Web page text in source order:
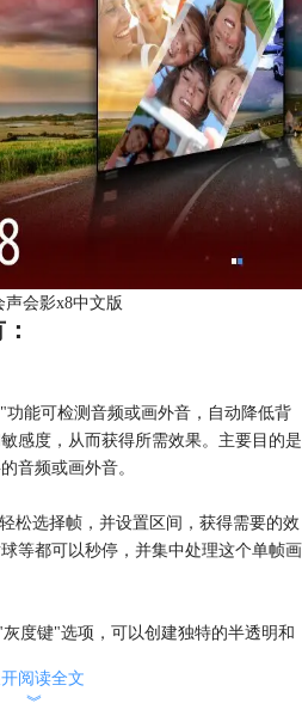
声会影x8中文版
能可检测音频或画外音，自动降低背
感度，从而获得所需效果。主要目的是
音频或画外音。
松选择帧，并设置区间，获得需要的效
等都可以秒停，并集中处理这个单帧画
度键"选项，可以创建独特的半透明和
阅读全文
︾